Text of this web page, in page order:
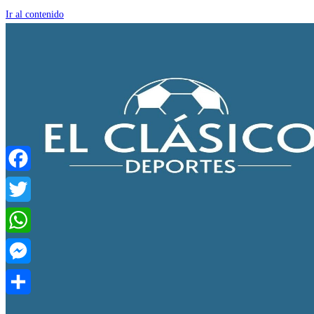
Ir al contenido
Facebook
Twitter
WhatsApp
Messenger